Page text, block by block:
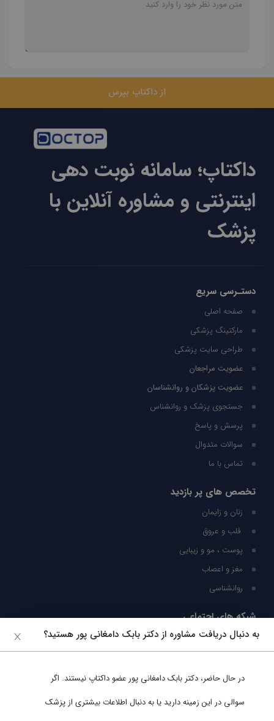
از داکتاپ بپرس
داکتاپ؛ سامانه نوبت دهی
اینترنتی و مشاوره آنلاین با
پزشک
دستـرسی سریع
صفحه اصلی
مارکتینگ پزشکی
طراحی سایت پزشکی
عضویت مراجعان
عضویت پزشکان و روانشناسان
جستجوی پزشک و روانشناس
پرسش و پاسخ
سوالات متدوال
تماس با ما
تخصص های پر بازدید
زنان و زایمان
قلب و عروق
پوست ، مو و زیبایی
مغز و اعصاب
روانشناسی
شبکه های اجتماعی
ما را در شبکه های اجتماعی دنبال کنید
به دنبال دریافت مشاوره از دکتر بابک دامغانی پور هستید؟
در حال حاضر، دکتر بابک دامغانی پور عضو داکتاپ نیستند. اگر
سوالی در این زمینه دارید یا به دنبال اطلاعات بیشتری از پزشک